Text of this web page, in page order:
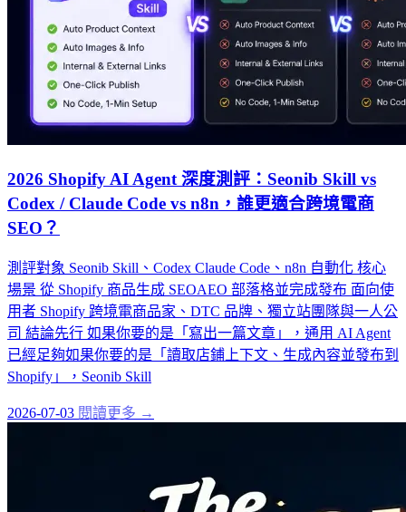
2026 Shopify AI Agent 深度測評：Seonib Skill vs
Codex / Claude Code vs n8n，誰更適合跨境電商
SEO？
測評對象 Seonib Skill、Codex Claude Code、n8n 自動化 核心
場景 從 Shopify 商品生成 SEOAEO 部落格並完成發布 面向使
用者 Shopify 跨境電商品家、DTC 品牌、獨立站團隊與一人公
司 結論先行 如果你要的是「寫出一篇文章」，通用 AI Agent
已經足夠如果你要的是「讀取店鋪上下文、生成內容並發布到
Shopify」，Seonib Skill
2026-07-03 閱讀更多 →